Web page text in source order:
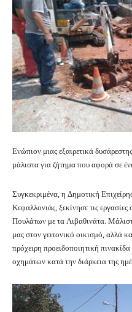
Ενώπιον μιας εξαιρετικά
μάλιστα για ζήτημα που αφορά σε
Συγκεκριμένα, η Δημοτική
Κεφαλλονιάς, ξεκίνησε τις
Πουλάτων με τα Λιβαθινάτα.
μας στον γειτονικό οικισμό, αλλά
πρόχειρη προειδοποιητική
οχημάτων κατά την διάρκεια της